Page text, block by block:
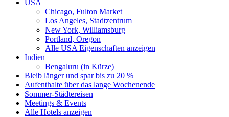
USA
Chicago, Fulton Market
Los Angeles, Stadtzentrum
New York, Williamsburg
Portland, Oregon
Alle USA Eigenschaften anzeigen
Indien
Bengaluru (in Kürze)
Bleib länger und spar bis zu 20 %
Aufenthalte über das lange Wochenende
Sommer-Städtereisen
Meetings & Events
Alle Hotels anzeigen